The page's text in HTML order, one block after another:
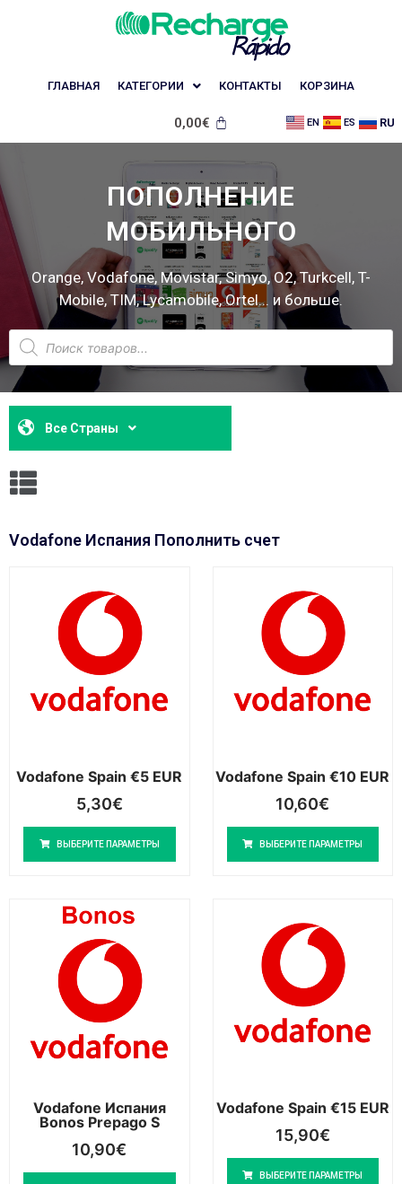
ГЛАВНАЯ КАТЕГОРИИ КОНТАКТЫ КОРЗИНА
0,00€ EN ES RU
ПОПОЛНЕНИЕ
МОБИЛЬНОГО
Orange, Vodafone, Movistar, Simyo, O2, Turkcell, T-
Mobile, TIM, Lycamobile, Ortel... и больше.
Все Страны
Vodafone Испания Пополнить счет
Vodafone Spain €5 EUR
5,30€
ВЫБЕРИТЕ ПАРАМЕТРЫ
Vodafone Spain €10 EUR
10,60€
ВЫБЕРИТЕ ПАРАМЕТРЫ
Vodafone Испания
Bonos Prepago S
10,90€
Vodafone Spain €15 EUR
15,90€
ВЫБЕРИТЕ ПАРАМЕТРЫ